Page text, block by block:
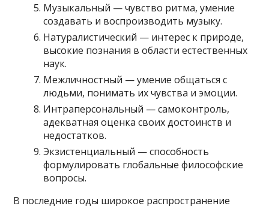
Музыкальный — чувство ритма, умение
создавать и воспроизводить музыку.
Натуралистический — интерес к природе,
высокие познания в области естественных
наук.
Межличностный — умение общаться с
людьми, понимать их чувства и эмоции.
Интраперсональный — самоконтроль,
адекватная оценка своих достоинств и
недостатков.
Экзистенциальный — способность
формулировать глобальные философские
вопросы.
В последние годы широкое распространение